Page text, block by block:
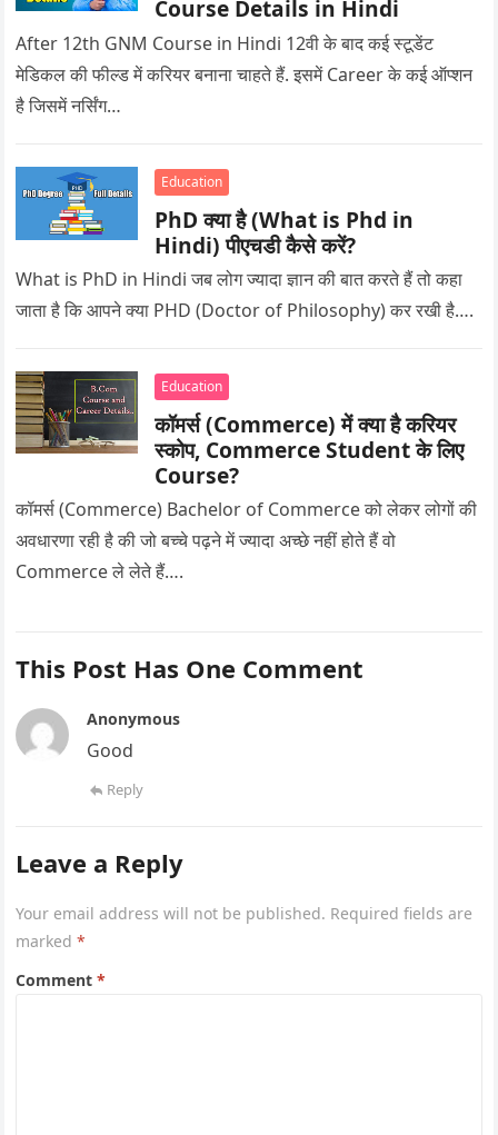
Course Details in Hindi
After 12th GNM Course in Hindi 12वी के बाद कई स्टूडेंट
मेडिकल की फील्ड में करियर बनाना चाहते हैं. इसमें Career के कई ऑप्शन
है जिसमें नर्सिंग…
Education
PhD क्या है (What is Phd in
Hindi) पीएचडी कैसे करें?
What is PhD in Hindi जब लोग ज्यादा ज्ञान की बात करते हैं तो कहा
जाता है कि आपने क्या PHD (Doctor of Philosophy) कर रखी है….
Education
कॉमर्स (Commerce) में क्या है करियर
स्कोप, Commerce Student के लिए
Course?
कॉमर्स (Commerce) Bachelor of Commerce को लेकर लोगों की
अवधारणा रही है की जो बच्चे पढ़ने में ज्यादा अच्छे नहीं होते हैं वो
Commerce ले लेते हैं….
This Post Has One Comment
Anonymous
Good
Reply
Leave a Reply
Your email address will not be published. Required fields are
marked*
Comment*